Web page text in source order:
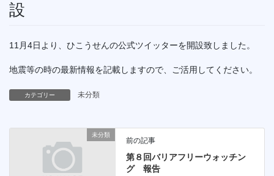
設
11月4日より、ひこうせんの公式ツイッターを開設致しました。
地震等の時の最新情報を記載しますので、ご活用してください。
カテゴリー 未分類
未分類
前の記事
第８回バリアフリーウォッチン
グ 報告